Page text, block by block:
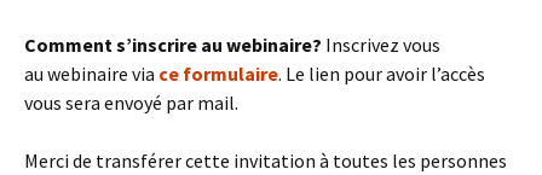
Comment s’inscrire au webinaire? Inscrivez vous
au webinaire via ce formulaire. Le lien pour avoir l’accès
vous sera envoyé par mail.
Merci de transférer cette invitation à toutes les personnes